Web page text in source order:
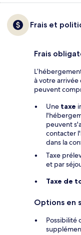
Frais et
Frais
à votre
peuvent
Une taxe
peuvent
contacter
dans la
Taxe
et par
Taxe de
Options en
Possibilité